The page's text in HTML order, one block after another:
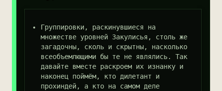
Группировки, раскинувшиеся на
множестве уровней Закулисья, столь же
загадочны, сколь и скрытны, насколько
всеобъемлющими бы те не являлись. Так
давайте вместе раскроем их изнанку и
наконец поймём, кто дилетант и
прохиндей, а кто на самом деле